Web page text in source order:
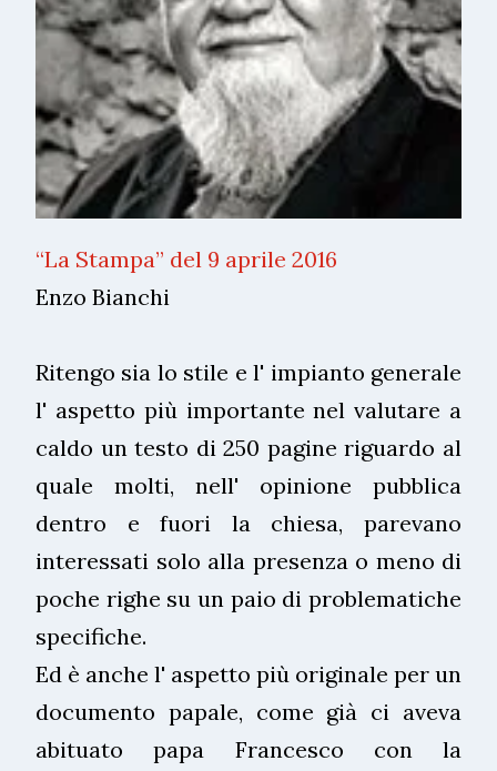
“La Stampa” del 9 aprile 2016
Enzo Bianchi
Ritengo sia lo stile e l' impianto generale
l' aspetto più importante nel valutare a
caldo un testo di 250 pagine riguardo al
quale molti, nell' opinione pubblica
dentro e fuori la chiesa, parevano
interessati solo alla presenza o meno di
poche righe su un paio di problematiche
specifiche.
Ed è anche l' aspetto più originale per un
documento papale, come già ci aveva
abituato papa Francesco con la